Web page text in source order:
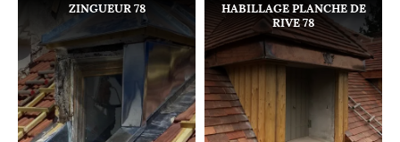
ZINGUEUR 78
HABILLAGE PLANCHE DE
RIVE 78